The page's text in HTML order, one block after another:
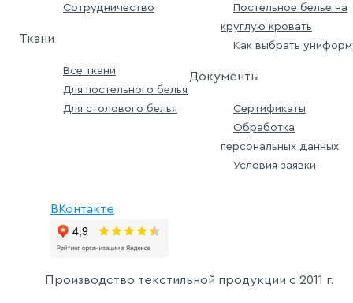
Сотрудничество
Ткани
Все ткани
Для постельного белья
Для столового белья
Постельное белье на
круглую кровать
Как выбрать
Документы
Сертификаты
Обработка
персональных данных
Условия заявки
ВКонтакте
Производство текстильной продукции с 2011 г.